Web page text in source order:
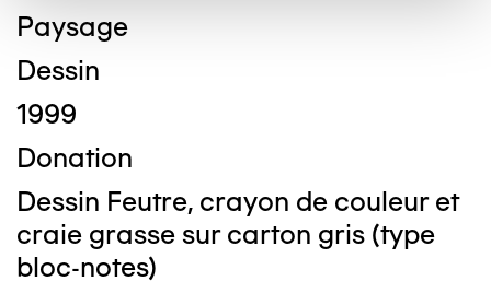
Paysage
Dessin
1999
Donation
Dessin Feutre, crayon de couleur et
craie grasse sur carton gris (type
bloc-notes)